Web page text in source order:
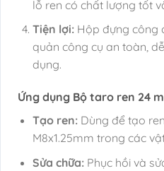
lỗ ren có chất lượng tốt
Tiện lợi:Hộp đựng công
quản công cụ an toàn,
dụng.
Ứng dụng Bộ taro ren 24
Tạo ren:Dùng để tạo
M8x1.25mm trong các
Sửa chữa:Phục hồi và